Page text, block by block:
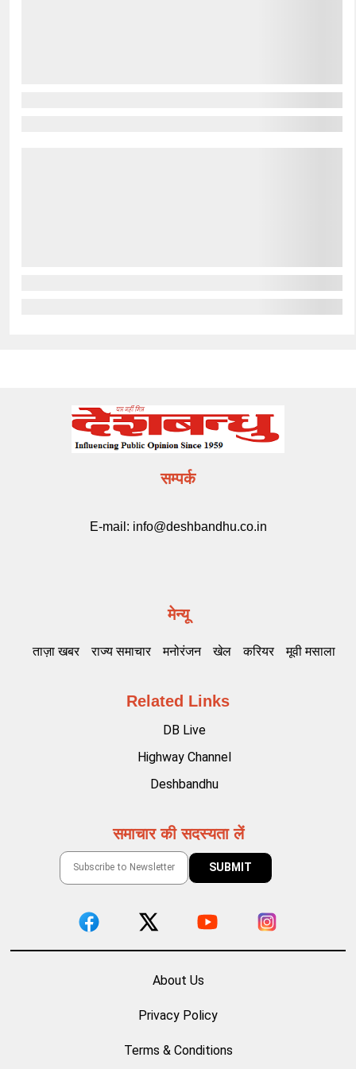
सम्पर्क
E-mail: info@deshbandhu.co.in
मेन्यू
ताज़ा खबर राज्य समाचार मनोरंजन खेल करियर मूवी मसाला
Related Links
DB Live
Highway Channel
Deshbandhu
समाचार की सदस्यता लें
About Us
Privacy Policy
Terms & Conditions